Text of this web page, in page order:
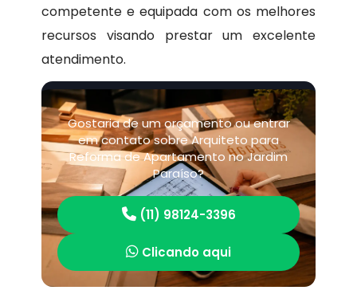
competente e equipada com os melhores
recursos visando prestar um excelente
atendimento.
Gostaria de um orçamento ou entrar
em contato sobre Arquiteto para
Reforma de Apartamento no Jardim
Paraíso?
(11) 98124-3396
Clicando aqui